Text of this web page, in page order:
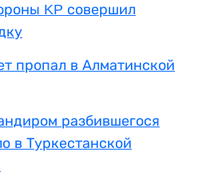
KP совершил
пропал в Алматинской
разбившегося
в Туркестанской